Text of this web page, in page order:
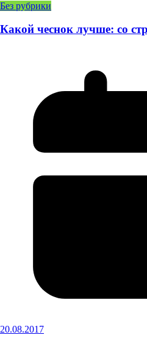
Без рубрики
Какой чеснок лучше: со
20.08.2017